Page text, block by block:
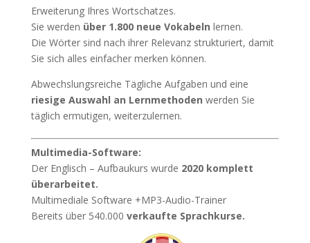
Erweiterung Ihres Wortschatzes.
Sie werden über 1.800 neue Vokabeln lernen.
Die Wörter sind nach ihrer Relevanz strukturiert, damit
Sie sich alles einfacher merken können.
Abwechslungsreiche Tägliche Aufgaben und eine
riesige Auswahl an Lernmethoden werden Sie
täglich ermutigen, weiterzulernen.
Multimedia-Software:
Der Englisch – Aufbaukurs wurde 2020 komplett
überarbeitet.
Multimediale Software +MP3-Audio-Trainer
Bereits über 540.000 verkaufte Sprachkurse.